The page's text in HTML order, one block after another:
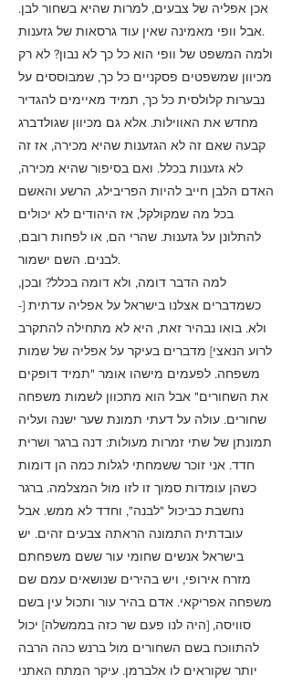
אכן אפליה של צבעים, למרות שהיא בשחור לבן.
אבל וופי מאמינה שאין עוד גרסאות של גזענות.
ולמה המשפט של וופי הוא כל כך לא נבון? לא רק
מכיוון שמשפטים פסקניים כל כך, שמבוססים על
נבערות קלולסית כל כך, תמיד מאיימים להגדיר
מחדש את האווילות. אלא גם מכיוון שגולדברג
קבעה שאם זה לא הגזענות שהיא מכירה, אז זה
לא גזענות בכלל. ואם בסיפור שהיא מכירה,
האדם הלבן חייב להיות הפריבילג, הרשע והאשם
בכל מה שמקולקל, אז היהודים לא יכולים
להתלונן על גזענות. שהרי הם, או לפחות רובם,
לבנים. השם ישמור.
למה הדבר דומה, ולא דומה בכלל? ובכן,
כשמדברים אצלנו בישראל על אפליה עדתית [-
ולא. בואו נבהיר זאת, היא לא מתחילה להתקרב
לרוע הנאצי] מדברים בעיקר על אפליה של שמות
משפחה. לפעמים מישהו אומר "תמיד דופקים
את השחורים" אבל הוא מתכוון לשמות משפחה
שחורים. עולה על דעתי תמונת שער ישנה ועליה
תמונתן של שתי זמרות מעולות: דנה ברגר ושרית
חדד. אני זוכר ששמחתי לגלות כמה הן דומות
כשהן עומדות סמוך זו לזו מול המצלמה. ברגר
נחשבת כביכול "לבנה", וחדד לא ממש. אבל
עובדתית התמונה הראתה צבעים זהים. יש
בישראל אנשים שחומי עור ששם משפחתם
מזרח אירופי, ויש בהירים שנושאים עמם שם
משפחה אפריקאי. אדם בהיר עור ותכול עין בשם
סוויסה, [היה לנו פעם שר כזה בממשלה] יכול
להתווכח בשם השחורים מול ברנש כהה הרבה
יותר שקוראים לו אלברמן. עיקר המתח האתני